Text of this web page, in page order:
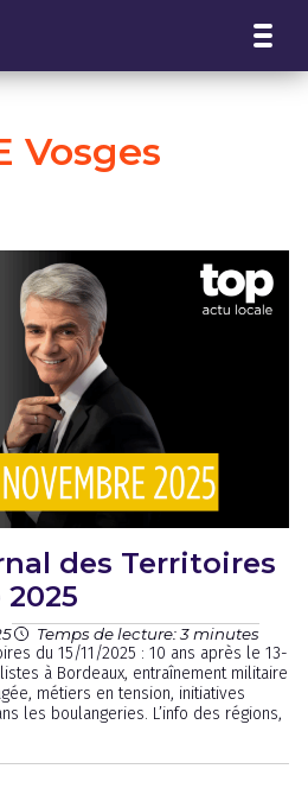
Vosges
des Territoires
Temps de lecture: 3 minutes
du 15/11/2025 : 10 ans après le 13-
à Bordeaux, entraînement militaire
métiers en tension, initiatives
les boulangeries. L’info des régions,